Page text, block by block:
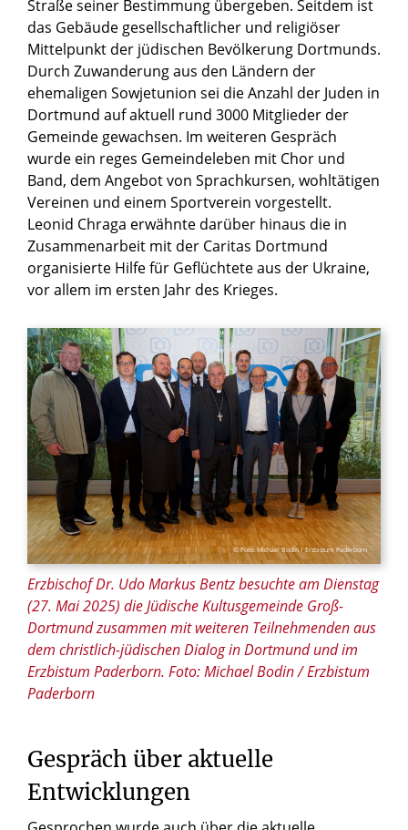
© Foto: Michael Bodin / Erzbistum Paderborn
Erzbischof Dr. Udo Markus Bentz besuchte am Dienstag
(27. Mai 2025) die Jüdische Kultusgemeinde Groß-
Dortmund zusammen mit weiteren Teilnehmenden aus
dem christlich-jüdischen Dialog in Dortmund und im
Erzbistum Paderborn. Foto: Michael Bodin / Erzbistum
Paderborn
Straße seiner Bestimmung übergeben. Seitdem ist
das Gebäude gesellschaftlicher und religiöser
Mittelpunkt der jüdischen Bevölkerung Dortmunds.
Durch Zuwanderung aus den Ländern der
ehemaligen Sowjetunion sei die Anzahl der Juden in
Dortmund auf aktuell rund 3000 Mitglieder der
Gemeinde gewachsen. Im weiteren Gespräch
wurde ein reges Gemeindeleben mit Chor und
Band, dem Angebot von Sprachkursen, wohltätigen
Vereinen und einem Sportverein vorgestellt.
Leonid Chraga erwähnte darüber hinaus die in
Zusammenarbeit mit der Caritas Dortmund
organisierte Hilfe für Geflüchtete aus der Ukraine,
vor allem im ersten Jahr des Krieges.
Gespräch über aktuelle
Entwicklungen